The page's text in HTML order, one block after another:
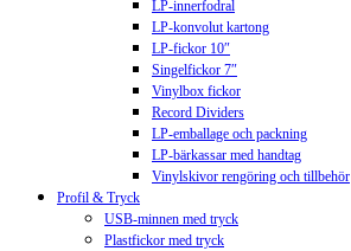
LP-innerfodral
LP-konvolut kartong
LP-fickor 10″
Singelfickor 7″
Vinylbox fickor
Record Dividers
LP-emballage och packning
LP-bärkassar med handtag
Vinylskivor rengöring och tillbehör
Profil & Tryck
USB-minnen med tryck
Plastfickor med tryck